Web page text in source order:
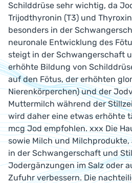
Schilddrüse sehr wichtig, da
Trijodthyronin (T3) und
besonders in der
neuronale Entwicklung des
steigt in der Schwangerschaft
erhöhte Bildung von
auf den Fötus, der erhöhten
Nierenkörperchen) und der
Muttermilch während der
wird daher eine etwas erhöhte
mcg Jod empfohlen. xxx Die
sowie Milch und
in der Schwangerschaft und
Jodergänzungen im Salz oder
Zufuhr verbessern. Die